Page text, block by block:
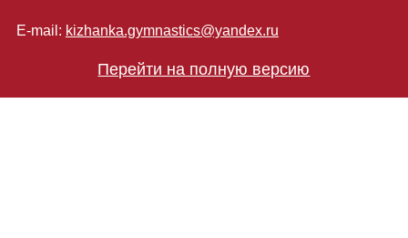
E-mail: kizhanka.gymnastics@yandex.ru
Перейти на полную версию